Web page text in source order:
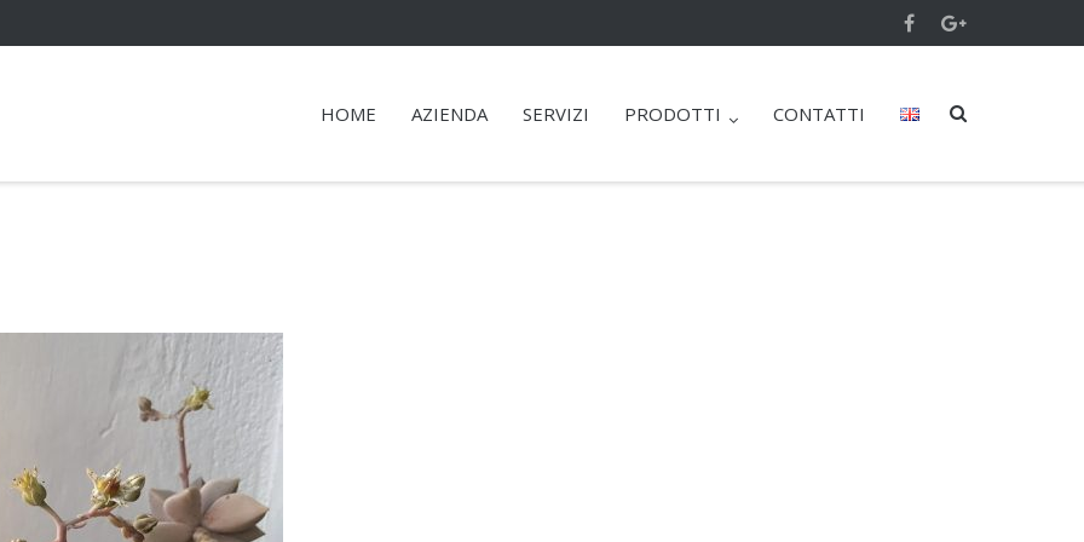
HOME AZIENDA SERVIZI PRODOTTI CONTATTI